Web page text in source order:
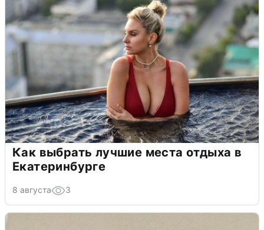
Как выбрать лучшие места отдыха в
Екатеринбурге
8 августа 3